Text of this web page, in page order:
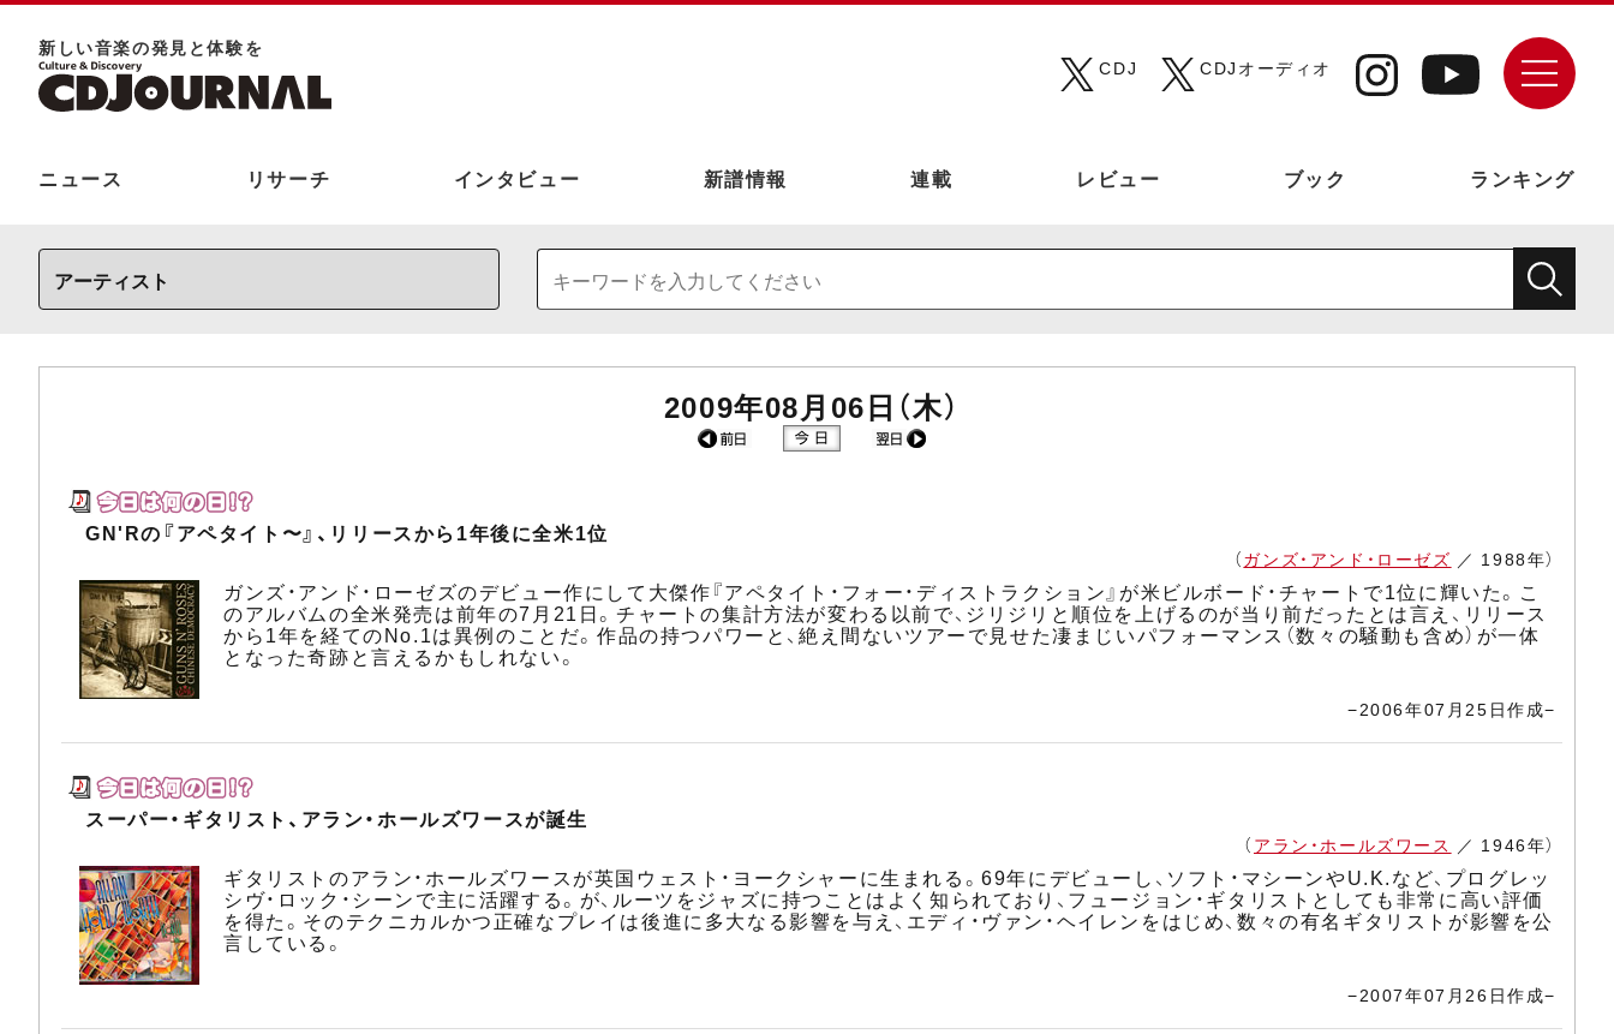
新しい⾳楽の発⾒と体験を
CDJ
CDJオーディオ
ニュース リサーチ インタビュー 新譜情報 連載 レビュー ブック ランキング
2009年08月06日（木）
GN'Rの『アペタイト〜』、リリースから1年後に全米1位
（ガンズ・アンド・ローゼズ ／ 1988年）
ガンズ・アンド・ローゼズのデビュー作にして大傑作『アペタイト・フォー・ディストラクション』が米ビルボード・チャートで1位に輝いた。こ
のアルバムの全米発売は前年の7月21日。チャートの集計方法が変わる以前で、ジリジリと順位を上げるのが当り前だったとは言え、リリース
から1年を経てのNo.1は異例のことだ。作品の持つパワーと、絶え間ないツアーで見せた凄まじいパフォーマンス（数々の騒動も含め）が一体
となった奇跡と言えるかもしれない。
−2006年07月25日作成−
スーパー・ギタリスト、アラン・ホールズワースが誕生
（ アラン・ホールズワース ／ 1946年）
ギタリストのアラン・ホールズワースが英国ウェスト・ヨークシャーに生まれる。69年にデビューし、ソフト・マシーンやU.K.など、プログレッ
シヴ・ロック・シーンで主に活躍する。が、ルーツをジャズに持つことはよく知られており、フュージョン・ギタリストとしても非常に高い評価
を得た。そのテクニカルかつ正確なプレイは後進に多大なる影響を与え、エディ・ヴァン・ヘイレンをはじめ、数々の有名ギタリストが影響を公
言している。
−2007年07月26日作成−